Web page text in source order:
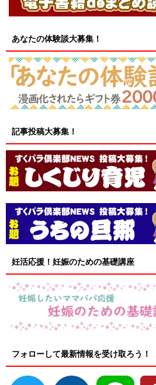
あなたの体験談大募集！
記事投稿大募集！
妊活応援！妊娠のための基礎講座
フォローして最新情報を受け取ろう！